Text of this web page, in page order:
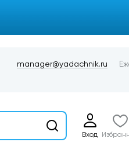
manager@yadachnik.ru
Вход